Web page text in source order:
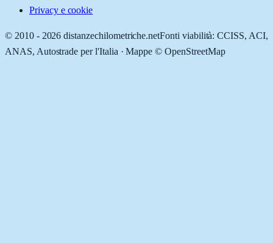
Privacy e cookie
© 2010 - 2026 distanzechilometriche.netFonti viabilità: CCISS, ACI,
ANAS, Autostrade per l'Italia · Mappe © OpenStreetMap